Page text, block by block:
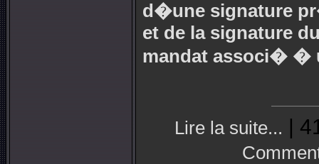
d�une signature
et de la signature
mandat associ� �
Lire la suite... |